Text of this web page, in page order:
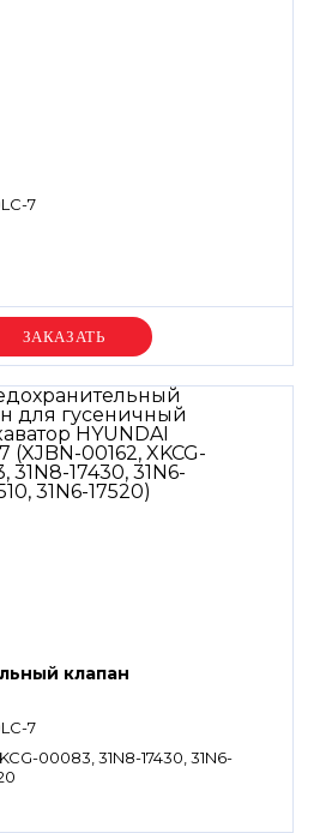
7
цену
клапан
7
00083, 31N8-17430, 31N6-